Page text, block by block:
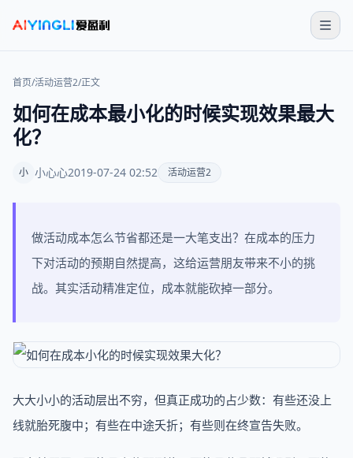
首页/活动运营2/正文
如何在成本最小化的时候实现效果最大
化？
小 小心心2019-07-24 02:52 活动运营2
做活动成本怎么节省都还是一大笔支出？在成本的压力
下对活动的预期自然提高，这给运营朋友带来不小的挑
战。其实活动精准定位，成本就能砍掉一部分。
大大小小的活动层出不穷，但真正成功的占少数：有些还没上
线就胎死腹中；有些在中途夭折；有些则在终宣告失败。